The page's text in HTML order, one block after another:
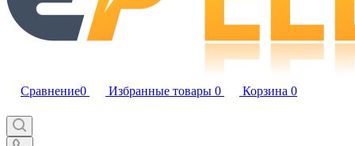
Сравнение0 Избранные товары 0 Корзина 0